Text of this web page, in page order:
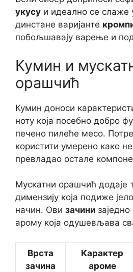
укусу и идеално се слаже
динстане варијанте
побољшавају варење и
Кумин и
орашчић
Кумин доноси
ноту која посебно добро
печено пилеће месо.
користити умерено како
превладао остале
Мускатни орашчић додаје
димензију која подиже
начин. Ови зачини
арому која одушевљава
Врста
зачина
Карактер
ароме